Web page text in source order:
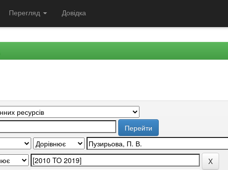
Перегляд Довідка